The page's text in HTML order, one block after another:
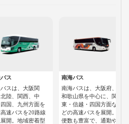
ス
スは、大阪関
陸、関西、中
四国、九州方面を
速バスを20路線
開。地域密着型
南海バス
南海バスは、大阪府、
和歌山県を中心に、関
東・信越・四国方面な
どの高速バスを展開。
便数も豊富で、通勤や